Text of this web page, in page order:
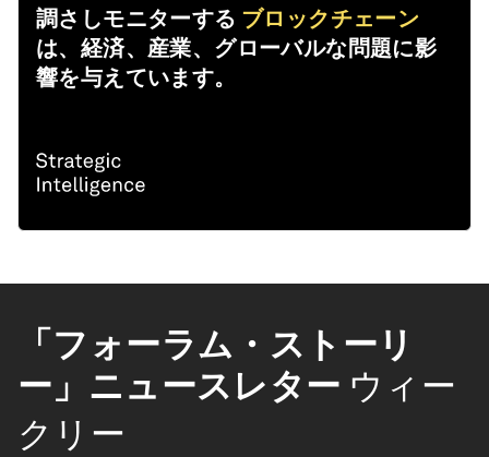
調さしモニターする ブロックチェーン
は、経済、産業、グローバルな問題に影
響を与えています。
「フォーラム・ストーリ
ー」ニュースレター ウィー
クリー